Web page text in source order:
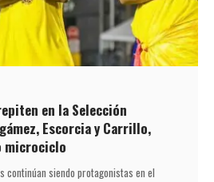
en la Selección
Escorcia y Carrillo,
microciclo
siendo protagonistas en el